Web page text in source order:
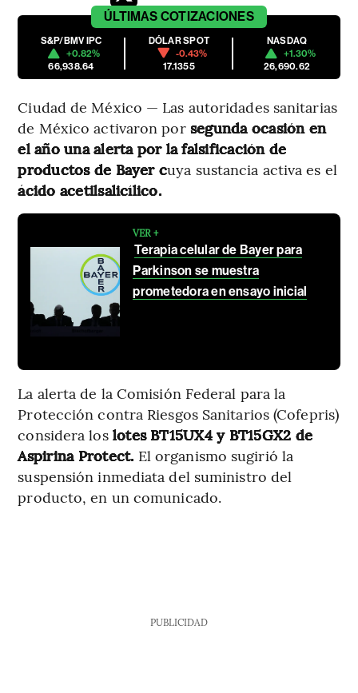
ÚLTIMAS COTIZACIONES
S&P/BMV IPC
+0.82%
66,938.64
DÓLAR SPOT
-0.43%
17.1355
NASDAQ
+1.30%
26,690.62
Ciudad de México — Las autoridades sanitarias
de México activaron porsegunda ocasión en
el año una alerta por la falsificación de
productos de Bayer cuya sustancia activa es el
ácido acetilsalicílico.
VER +
Terapia celular de Bayer para
Parkinson se muestra
prometedora en ensayo inicial
La alerta de la Comisión Federal para la
Protección contra Riesgos Sanitarios (Cofepris)
considera los lotes BT15UX4 y BT15GX2 de
Aspirina Protect. El organismo sugirió la
suspensión inmediata del suministro del
producto, en un comunicado.
PUBLICIDAD